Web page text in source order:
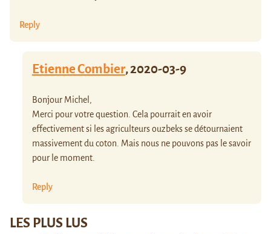
LES PLUS LUS
Reply
Etienne Combier,2020-03-9
Bonjour Michel,
Merci pour votre question. Cela pourrait en avoir
effectivement si les agriculteurs ouzbeks se détournaient
massivement du coton. Mais nous ne pouvons pas le savoir
pour le moment.
Reply